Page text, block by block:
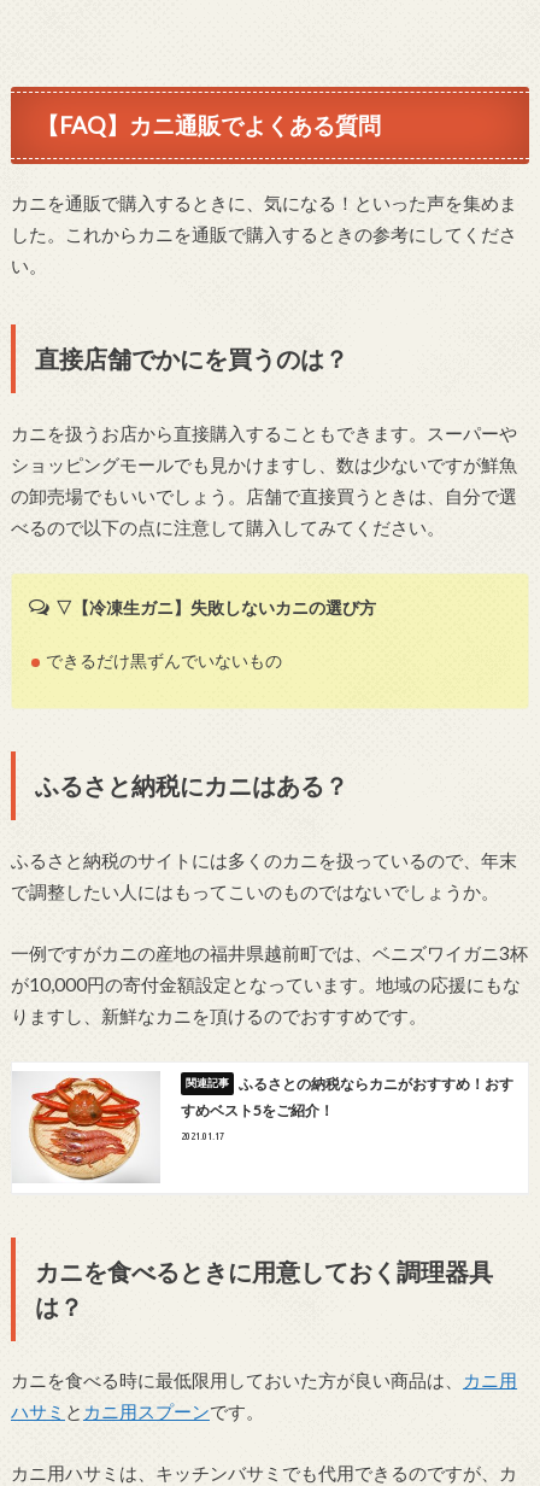
【FAQ】カニ通販でよくある質問
カニを通販で購入するときに、気になる！といった声を集めま
した。これからカニを通販で購入するときの参考にしてくださ
い。
直接店舗でかにを買うのは？
カニを扱うお店から直接購入することもできます。スーパーや
ショッピングモールでも見かけますし、数は少ないですが鮮魚
の卸売場でもいいでしょう。店舗で直接買うときは、自分で選
べるので以下の点に注意して購入してみてください。
▽【冷凍生ガニ】失敗しないカニの選び方
できるだけ黒ずんでいないもの
ふるさと納税にカニはある？
ふるさと納税のサイトには多くのカニを扱っているので、年末
で調整したい人にはもってこいのものではないでしょうか。
一例ですがカニの産地の福井県越前町では、ベニズワイガニ3杯
が10,000円の寄付金額設定となっています。地域の応援にもな
りますし、新鮮なカニを頂けるのでおすすめです。
ふるさとの納税ならカニがおすすめ！おす
すめベスト5をご紹介！
2021.01.17
カニを食べるときに用意しておく調理器具
は？
カニを食べる時に最低限用しておいた方が良い商品は、
カニ用
ハサミ と カニ用スプーンです。
カニ用ハサミは、キッチンバサミでも代用できるのですが、カ